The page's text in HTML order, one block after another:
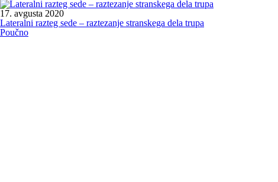
17. avgusta 2020
Lateralni razteg sede – raztezanje stranskega dela trupa
Poučno